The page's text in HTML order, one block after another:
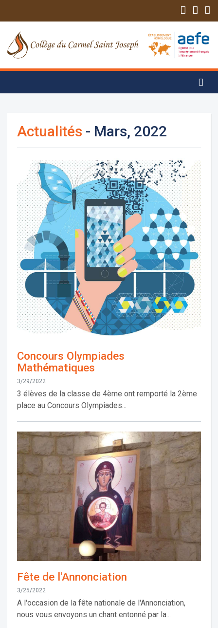
Actualités - Mars, 2022
Concours Olympiades
Mathématiques
3/29/2022
3 élèves de la classe de 4ème ont remporté la 2ème
place au Concours Olympiades...
Fête de l'Annonciation
3/25/2022
A l'occasion de la fête nationale de l'Annonciation,
nous vous envoyons un chant entonné par la...